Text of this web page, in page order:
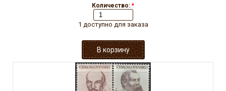
Количество: *
1 доступно для заказа